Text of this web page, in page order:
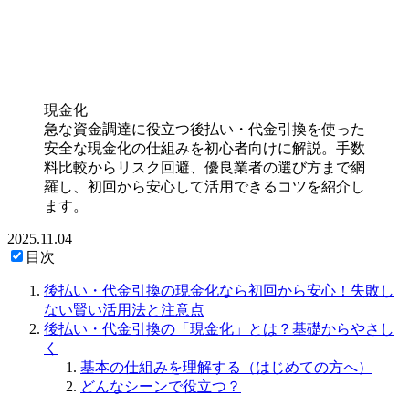
現金化
急な資金調達に役立つ後払い・代金引換を使った
安全な現金化の仕組みを初心者向けに解説。手数
料比較からリスク回避、優良業者の選び方まで網
羅し、初回から安心して活用できるコツを紹介し
ます。
2025.11.04
目次
後払い・代金引換の現金化なら初回から安心！失敗し
ない賢い活用法と注意点
後払い・代金引換の「現金化」とは？基礎からやさし
く
基本の仕組みを理解する（はじめての方へ）
どんなシーンで役立つ？